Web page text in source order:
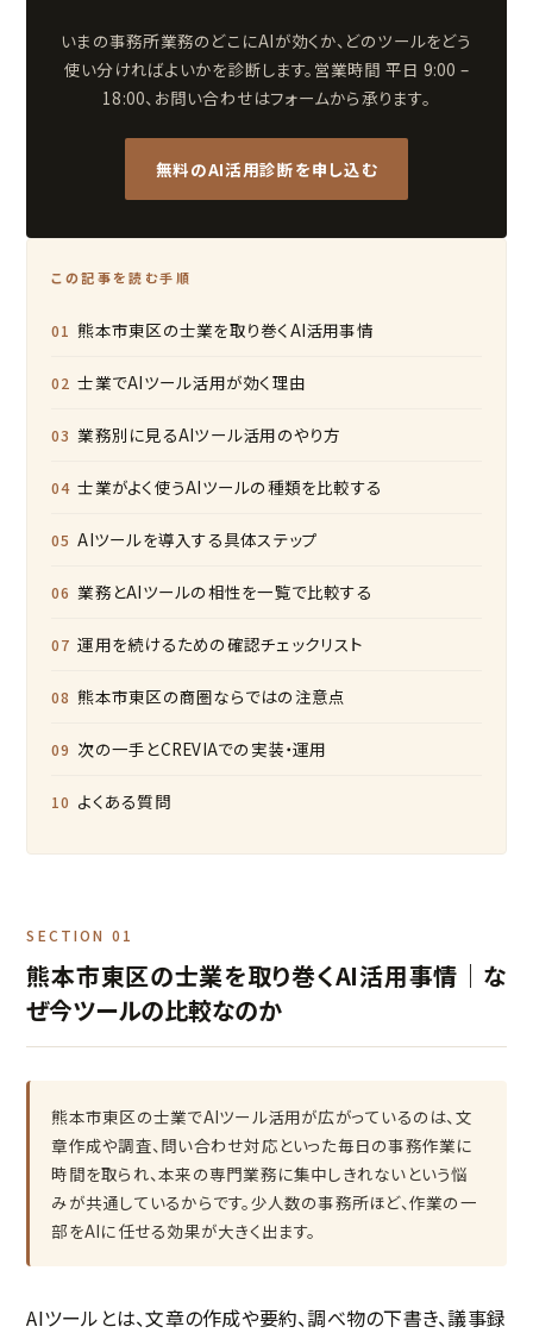
いまの事務所業務のどこにAIが効くか、どのツールをどう
使い分ければよいかを診断します。営業時間 平日 9:00 –
18:00、お問い合わせはフォームから承ります。
無料のAI活用診断を申し込む
この記事を読む手順
熊本市東区の士業を取り巻くAI活用事情
士業でAIツール活用が効く理由
業務別に見るAIツール活用のやり方
士業がよく使うAIツールの種類を比較する
AIツールを導入する具体ステップ
業務とAIツールの相性を一覧で比較する
運用を続けるための確認チェックリスト
熊本市東区の商圏ならではの注意点
次の一手とCREVIAでの実装・運用
よくある質問
SECTION 01
熊本市東区の士業を取り巻くAI活用事情｜な
ぜ今ツールの比較なのか
熊本市東区の士業でAIツール活用が広がっているのは、文
章作成や調査、問い合わせ対応といった毎日の事務作業に
時間を取られ、本来の専門業務に集中しきれないという悩
みが共通しているからです。少人数の事務所ほど、作業の一
部をAIに任せる効果が大きく出ます。
AIツールとは、文章の作成や要約、調べ物の下書き、議事録